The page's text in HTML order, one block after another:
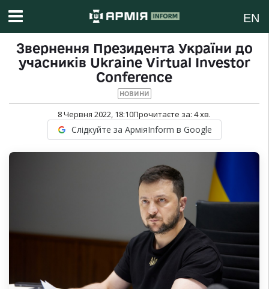
EN
Звернення Президента України до
учасників Ukraine Virtual Investor
Conference
НОВИНИ
8 Червня 2022, 18:10Прочитаєте за: 4хв.
Слідкуйте за АрміяInform в Google